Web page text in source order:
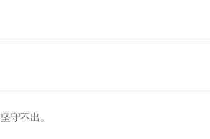
守不出。